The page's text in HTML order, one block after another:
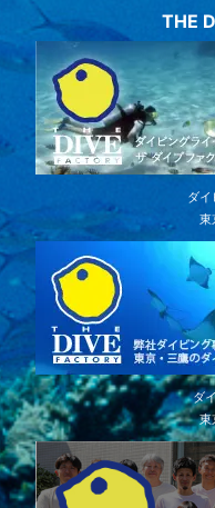
THE
ダイ
東
ダ
東